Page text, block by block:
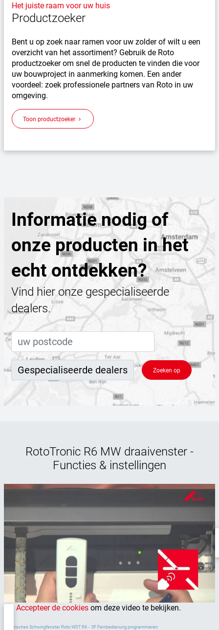
Het juiste raam voor uw huis
Productzoeker
Bent u op zoek naar ramen voor uw zolder of wilt u een
overzicht van het assortiment? Gebruik de Roto
productzoeker om snel de producten te vinden die voor
uw bouwproject in aanmerking komen. Een ander
voordeel: zoek professionele partners van Roto in uw
omgeving.
Toon productzoeker keyboard_arrow_right
Informatie nodig of
onze producten in het
echt ontdekken?
Vind hier onze gespecialiseerde
dealers.
Zoeken op
RotoTronic R6 MW draaivenster -
Functies & instellingen
Accepteer de cookies om deze video te bekijken.
Elektrisches Schwingfenster Roto WDT R6 ‒ SF Fernbedienung programmieren